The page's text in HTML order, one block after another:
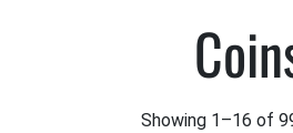
Showing 1–16 of